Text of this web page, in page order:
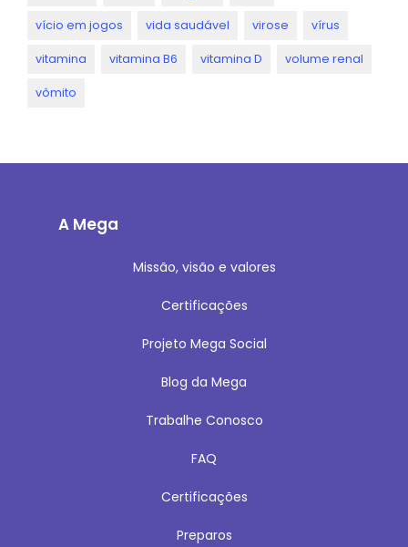
vício em jogos vida saudável virose vírus
vitamina vitamina B6 vitamina D volume renal
vômito
A Mega
Missão, visão e valores
Certificações
Projeto Mega Social
Blog da Mega
Trabalhe Conosco
FAQ
Certificações
Preparos